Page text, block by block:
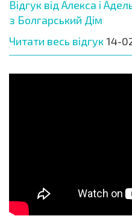
Відгук від Алекса і
з Болгарський Дім
Читати весь відгук 14-